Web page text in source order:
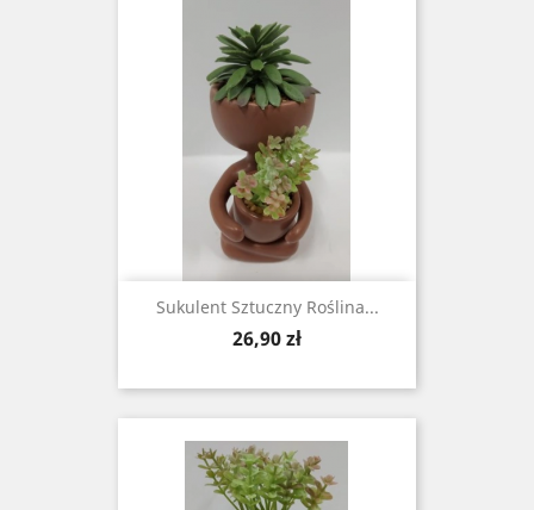
Sukulent Sztuczny Roślina...
Cena
26,90 zł